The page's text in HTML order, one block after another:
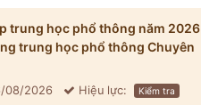
trung học phổ thông năm 2026
trung học phổ thông Chuyên
08/2026 Hiệu lực: Kiểm tra